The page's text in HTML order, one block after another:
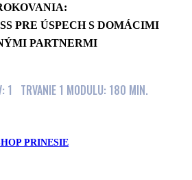
PRE ÚSPECH S DOMÁCIMI
PARTNERMI
1 TRVANIE 1 MODULU: 180 MIN.
PRINESIE